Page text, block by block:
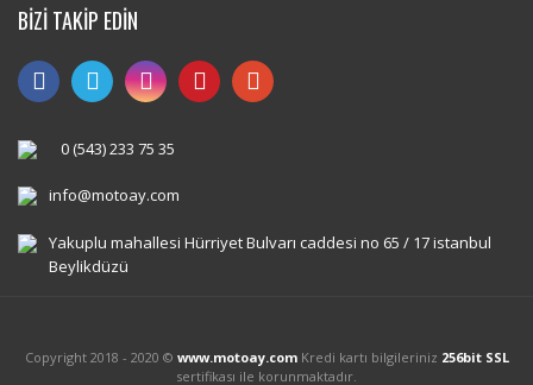
BİZİ TAKİP EDİN
0 (543) 233 75 35
info@motoay.com
Yakuplu mahallesi Hürriyet Bulvarı caddesi no 65 / 17 istanbul
Beylikdüzü
Copyright 2018 - 2020 © www.motoay.comKredi kartı bilgileriniz 256bit SSL
sertifikası ile korunmaktadır.